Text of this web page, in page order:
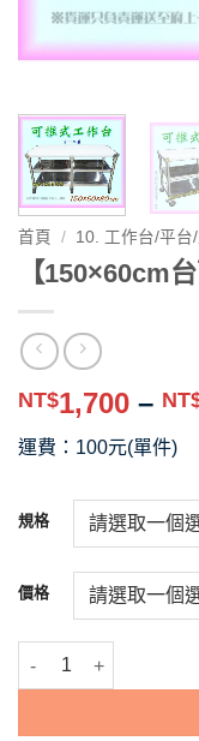
首頁 / 10. 工作台/平台
【150×60cm
NT$1,700 –
運費：100元(單件)
規格
價格
【150×60cm台下2層,